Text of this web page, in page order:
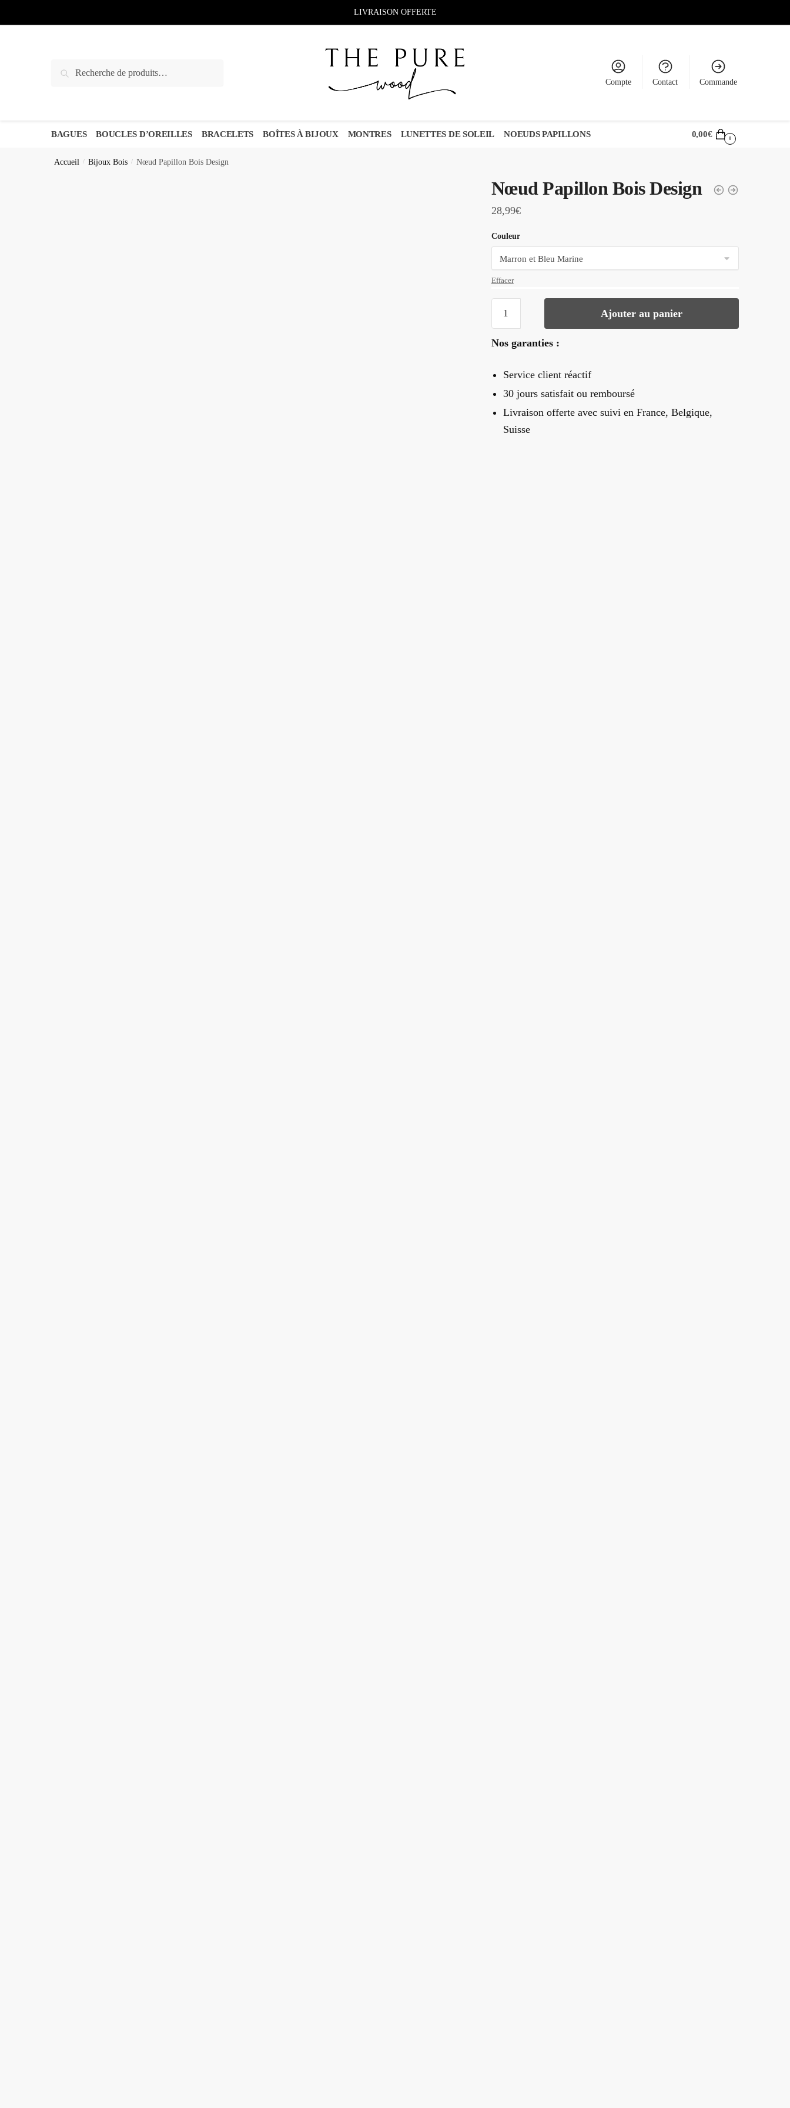
LIVRAISON OFFERTE
Recherche
Compte Contact Commande
BAGUES BOUCLES D’OREILLES BRACELETS BOÎTES À BIJOUX MONTRES LUNETTES DE SOLEIL NOEUDS PAPILLONS 0,00€ 0
Accueil / Bijoux Bois / Nœud Papillon Bois Design
Nœud Papillon Bois Design
28,99€
Couleur
Effacer
Papillon
Design
Ajouter au panier
Nos garanties :
Service client réactif
30 jours satisfait ou remboursé
Livraison offerte avec suivi en France, Belgique,
Suisse